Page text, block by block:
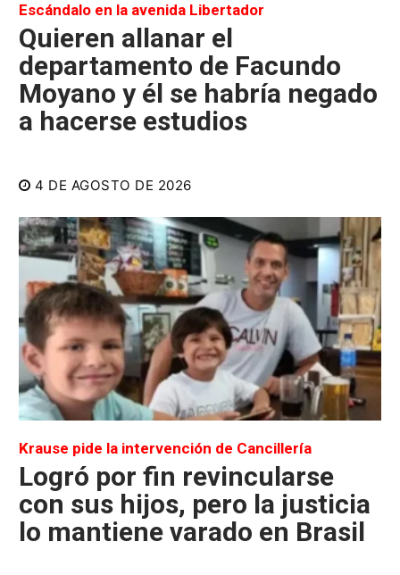
Escándalo en la avenida Libertador
Quieren allanar el
departamento de Facundo
Moyano y él se habría negado
a hacerse estudios
4 DE AGOSTO DE 2026
Krause pide la intervención de Cancillería
Logró por fin revincularse
con sus hijos, pero la justicia
lo mantiene varado en Brasil